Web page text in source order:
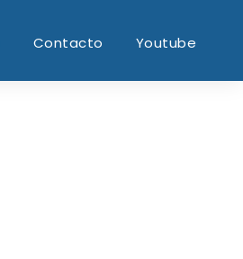
Contacto Youtube